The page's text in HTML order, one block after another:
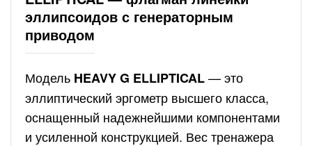
эллипсоидов с генераторным
приводом
Модель HEAVY G ELLIPTICAL— это
эллиптический эргометр высшего класса,
оснащенный надежнейшими компонентами
и усиленной конструкцией. Вес тренажера